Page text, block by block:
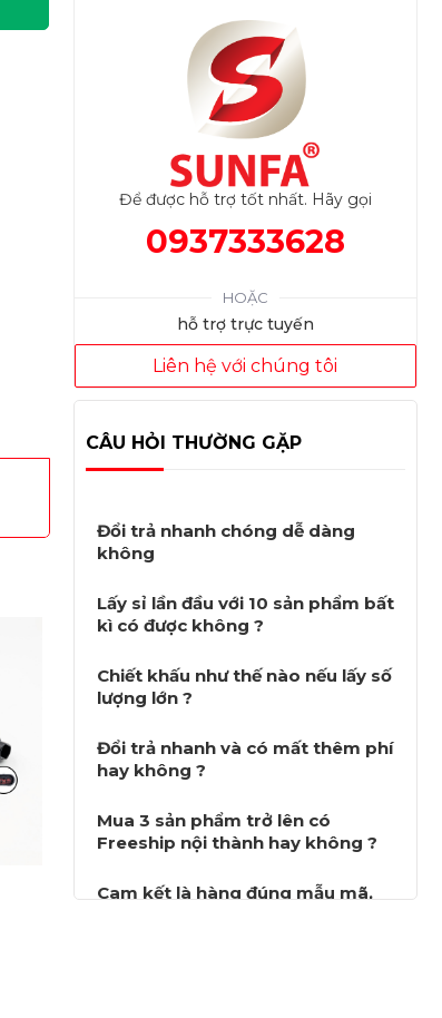
Để được hỗ trợ tốt nhất. Hãy gọi
0937333628
HOẶC
hỗ trợ trực tuyến
Liên hệ với chúng tôi
Cáp kết nối K-Line -
Cáp kết
CÂU HỎI THƯỜNG GẶP
Đổi trả nhanh chóng dễ dàng
không
Lấy sỉ lần đầu với 10 sản phẩm bất
kì có được không ?
Chiết khấu như thế nào nếu lấy số
lượng lớn ?
Đổi trả nhanh và có mất thêm phí
hay không ?
Mua 3 sản phẩm trở lên có
Freeship nội thành hay không ?
Cam kết là hàng đúng mẫu mã,